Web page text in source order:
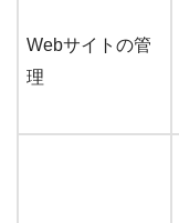
Webサイトの管
理